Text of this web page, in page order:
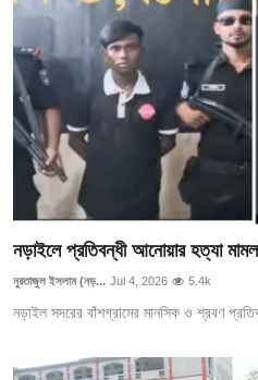
নড়াইলে প্রতিবন্ধী আনোয়ার হত্যা
নুরতাজুল ইসলাম (নড়... Jul 4, 2026 5.4k
নড়াইল সদরের বাঁশগ্রামের মানসিক ও শ্রবণ